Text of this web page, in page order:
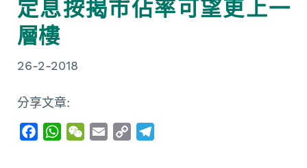
定息按揭市佔率可望更上一
層樓
26-2-2018
分享文章:
W
W